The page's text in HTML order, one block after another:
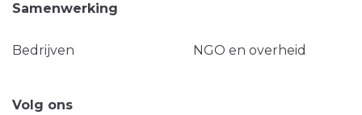
Samenwerking
Bedrijven NGO en overheid
Volg ons